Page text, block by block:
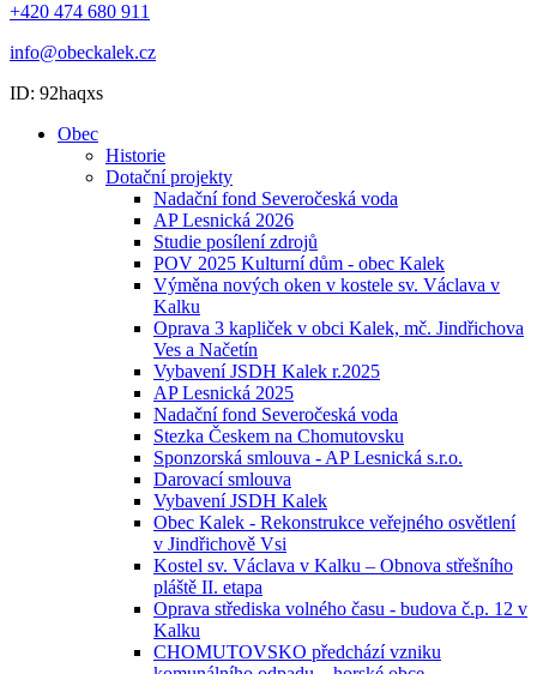
+420 474 680 911
info@obeckalek.cz
ID: 92haqxs
Obec
Historie
Dotační projekty
Nadační fond Severočeská voda
AP Lesnická 2026
Studie posílení zdrojů
POV 2025 Kulturní dům - obec Kalek
Výměna nových oken v kostele sv. Václava v
Kalku
Oprava 3 kapliček v obci Kalek, mč. Jindřichova
Ves a Načetín
Vybavení JSDH Kalek r.2025
AP Lesnická 2025
Nadační fond Severočeská voda
Stezka Českem na Chomutovsku
Sponzorská smlouva - AP Lesnická s.r.o.
Darovací smlouva
Vybavení JSDH Kalek
Obec Kalek - Rekonstrukce veřejného osvětlení
v Jindřichově Vsi
Kostel sv. Václava v Kalku – Obnova střešního
pláště II. etapa
Oprava střediska volného času - budova č.p. 12 v
Kalku
CHOMUTOVSKO předchází vzniku